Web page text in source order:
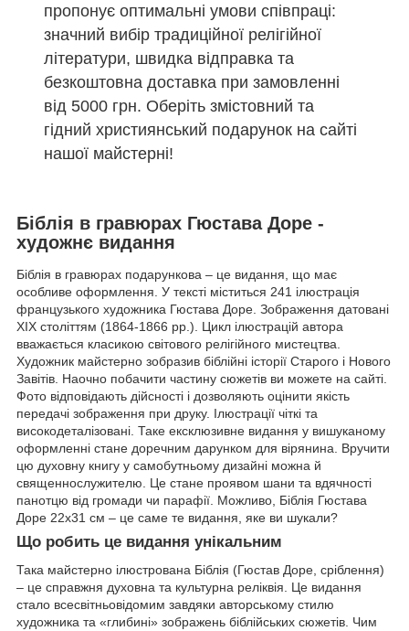
пропонує оптимальні умови співпраці:
значний вибір традиційної релігійної
літератури, швидка відправка та
безкоштовна доставка при замовленні
від 5000 грн. Оберіть змістовний та
гідний християнський подарунок на сайті
нашої майстерні!
Біблія в гравюрах Гюстава Доре -
художнє видання
Біблія в гравюрах подарункова – це видання, що має
особливе оформлення. У тексті міститься 241 ілюстрація
французького художника Гюстава Доре. Зображення датовані
XIX століттям (1864-1866 рр.). Цикл ілюстрацій автора
вважається класикою світового релігійного мистецтва.
Художник майстерно зобразив біблійні історії Старого і Нового
Завітів. Наочно побачити частину сюжетів ви можете на сайті.
Фото відповідають дійсності і дозволяють оцінити якість
передачі зображення при друку. Ілюстрації чіткі та
високодеталізовані. Таке ексклюзивне видання у вишуканому
оформленні стане доречним дарунком для вірянина. Вручити
цю духовну книгу у самобутньому дизайні можна й
священнослужителю. Це стане проявом шани та вдячності
панотцю від громади чи парафії. Можливо, Біблія Гюстава
Доре 22x31 см – це саме те видання, яке ви шукали?
Що робить це видання унікальним
Така майстерно ілюстрована Біблія (Гюстав Доре, сріблення)
– це справжня духовна та культурна реліквія. Це видання
стало всесвітньовідомим завдяки авторському стилю
художника та «глибині» зображень біблійських сюжетів. Чим